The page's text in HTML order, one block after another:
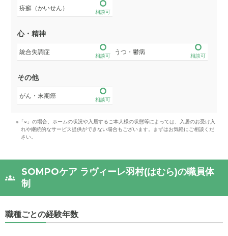
疥癬（かいせん）
相談可
心・精神
統合失調症
相談可
うつ・鬱病
相談可
その他
がん・末期癌
相談可
※「○」の場合、ホームの状況や入居するご本人様の状態等によっては、入居のお受け入
れや継続的なサービス提供ができない場合もございます。まずはお気軽にご相談くだ
さい。
SOMPOケア ラヴィーレ羽村(はむら)の職員体
制
職種ごとの経験年数